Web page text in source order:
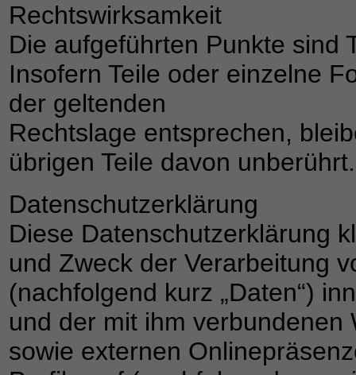
Rechtswirksamkeit
Die aufgeführten Punkte sind
Insofern Teile oder einzelne
der geltenden
Rechtslage entsprechen,
übrigen Teile davon unberührt.
Datenschutzerklärung
Diese Datenschutzerklärung
und Zweck der Verarbeitung
(nachfolgend kurz „Daten“)
und der mit ihm
sowie externen